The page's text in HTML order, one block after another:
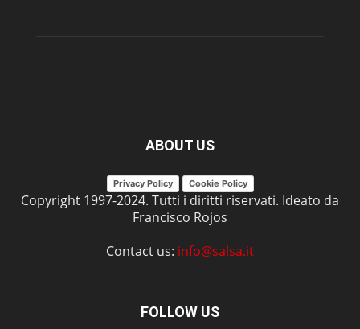
ABOUT US
Privacy Policy Cookie Policy
Copyright 1997-2024. Tutti i diritti riservati. Ideato da
Francisco Rojos
Contact us: info@salsa.it
FOLLOW US